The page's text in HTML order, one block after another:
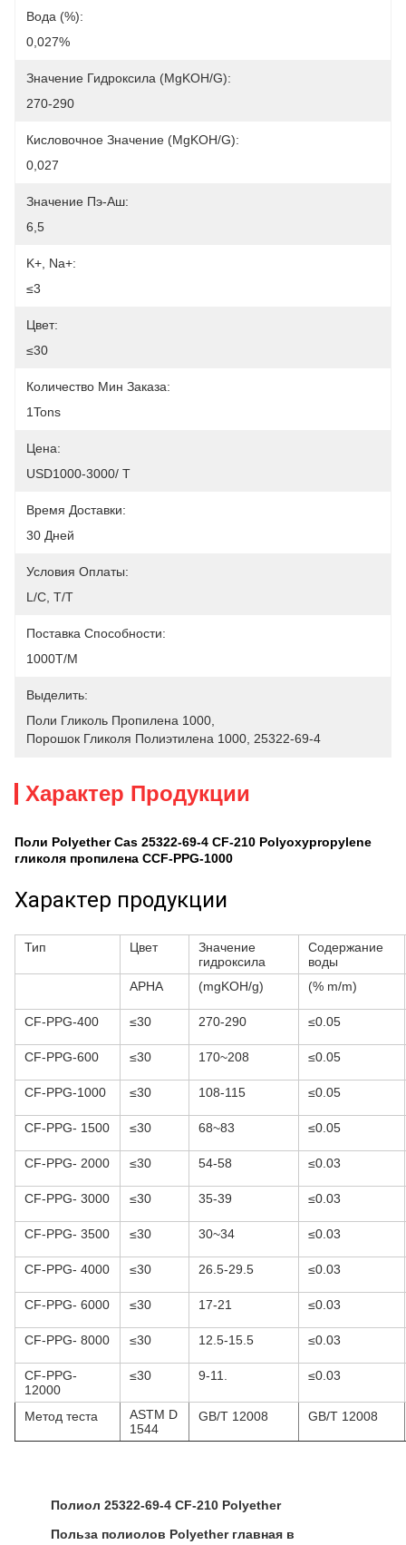
Вода (%):
0,027%
Значение Гидроксила (mgKOH/g):
270-290
Кисловочное Значение (mgKOH/g):
0,027
Значение Пэ-Аш:
6,5
K+, Na+:
≤3
Цвет:
≤30
Количество Мин Заказа:
1Tons
Цена:
USD1000-3000/ T
Время Доставки:
30 Дней
Условия Оплаты:
L/C, T/T
Поставка Способности:
1000T/M
Выделить:
Поли Гликоль Пропилена 1000
Порошок Гликоля Полиэтилена 1000 25322-69-4
Характер Продукции
Поли Polyether Cas 25322-69-4 CF-210 Polyoxypropylene
гликоля пропилена CCF-PPG-1000
Характер продукции
Тип Цвет
Значение
гидроксила
Содержание
воды
APHA
(mgKOH/g) (% m/m)
CF-PPG-400 ≤30 270-290 ≤0.05
CF-PPG-600 ≤30 170~208 ≤0.05
CF-PPG-1000 ≤30 108-115 ≤0.05
CF-PPG- 1500 ≤30 68~83 ≤0.05
CF-PPG- 2000 ≤30 54-58 ≤0.03
CF-PPG- 3000 ≤30 35-39 ≤0.03
CF-PPG- 3500 ≤30 30~34 ≤0.03
CF-PPG- 4000 ≤30 26.5-29.5 ≤0.03
CF-PPG- 6000 ≤30 17-21 ≤0.03
CF-PPG- 8000 ≤30 12.5-15.5 ≤0.03
CF-PPG-
12000
≤30 9-11. ≤0.03
Метод теста
ASTM D
1544
GB/T 12008 GB/T 12008
Полиол 25322-69-4 CF-210 Polyether
Польза полиолов Polyether главная в